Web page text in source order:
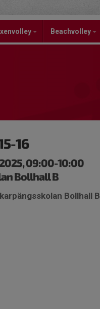
Beachvolley
16
09:00-10:00
Bollhall B
Bollhall B